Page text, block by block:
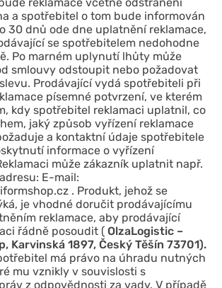
reklamace včetně odstranění
a spotřebitel o tom bude informován
30 dnů ode dne uplatnění reklamace,
se spotřebitelem nedohodne
Po marném uplynutí lhůty může
smlouvy odstoupit nebo požadovat
Prodávající vydá spotřebiteli při
písemné potvrzení, ve kterém
kdy spotřebitel reklamaci uplatnil, co
jaký způsob vyřízení reklamace
a kontaktní údaje spotřebitele
informace o vyřízení
může zákazník uplatnit např.
E-mail:
. Produkt, jehož se
je vhodné doručit prodávajícímu
reklamace, aby prodávající
řádně posoudit ( OlzaLogistic –
Karvinská 1897, Český Těšín 73701).
má právo na úhradu nutných
mu vznikly v souvislosti s
z odpovědnosti za vady. V případě